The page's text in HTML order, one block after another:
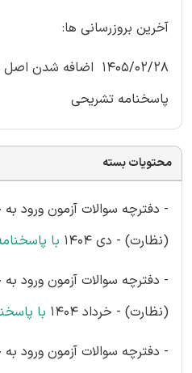
آخرین بروزرسانی ها:
پاسخنامه تشریحی
محتویات بسته
- دفترچه سوالات آزمون ورود
(نظارت) - دی 1404
با
- دفترچه سوالات آزمون ورود
(نظارت) - خرداد 1404
با
- دفترچه سوالات آزمون ورود